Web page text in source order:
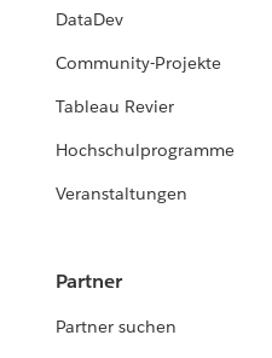
DataDev
Community-Projekte
Tableau Revier
Hochschulprogramme
Veranstaltungen
Partner
Partner suchen